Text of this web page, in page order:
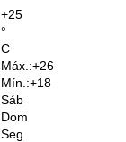
+25
°
C
Máx.:+26
Mín.:+18
Sáb
Dom
Seg